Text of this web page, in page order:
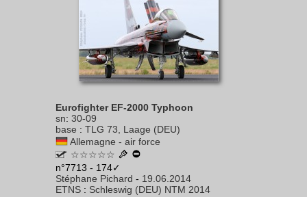
Eurofighter EF-2000 Typhoon
sn: 30-09
base : TLG 73, Laage (DEU)
Allemagne - air force
☆☆☆☆☆
n°7713 - 174✓
Stéphane Pichard - 19.06.2014
ETNS : Schleswig (DEU) NTM 2014